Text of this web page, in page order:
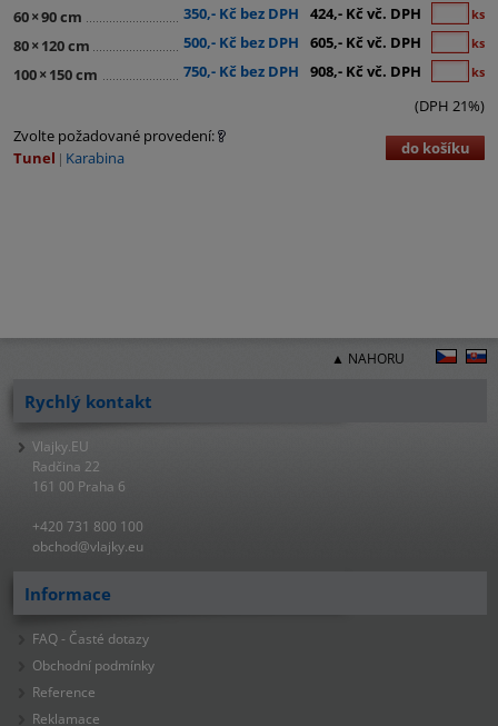
60×90 cm 350,- Kč bez DPH 424,- Kč vč. DPH ks
80× 120 cm 500,- Kč bez DPH 605,- Kč vč. DPH ks
100× 150 cm 750,- Kč bez DPH 908,- Kč vč. DPH ks
(DPH 21%)
Zvolte požadované provedení:
Tunel
Karabina do košíku
▲ NAHORU
Rychlý kontakt
Vlajky.EU
Radčina 22
161 00 Praha 6
+420 731 800 100
obchod@vlajky.eu
Informace
FAQ - Časté dotazy
Obchodní podmínky
Reference
Reklamace